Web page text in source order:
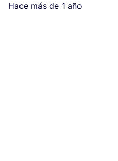
Hace más de 1 año